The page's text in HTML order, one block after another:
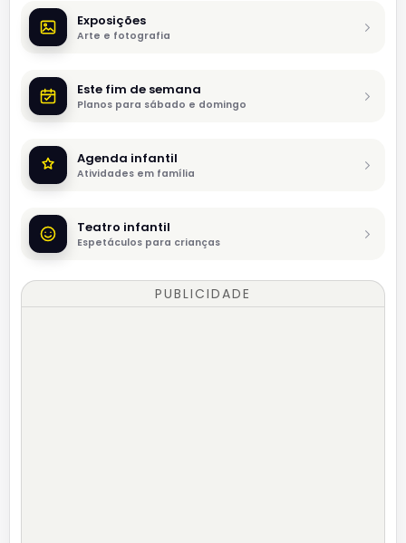
Exposições
Arte e fotografia
Este fim de semana
Planos para sábado e domingo
Agenda infantil
Atividades em família
Teatro infantil
Espetáculos para crianças
PUBLICIDADE